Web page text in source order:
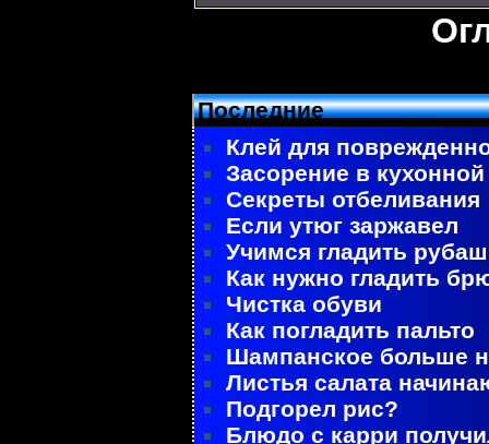
Последние
Клей для
Засорение в
Секреты отбеливания
Если утюг заржавел
Учимся гладить
Как нужно гладить
Чистка обуви
Как погладить пальто
Шампанское больше
Листья салата
Подгорел рис?
Блюдо с карри